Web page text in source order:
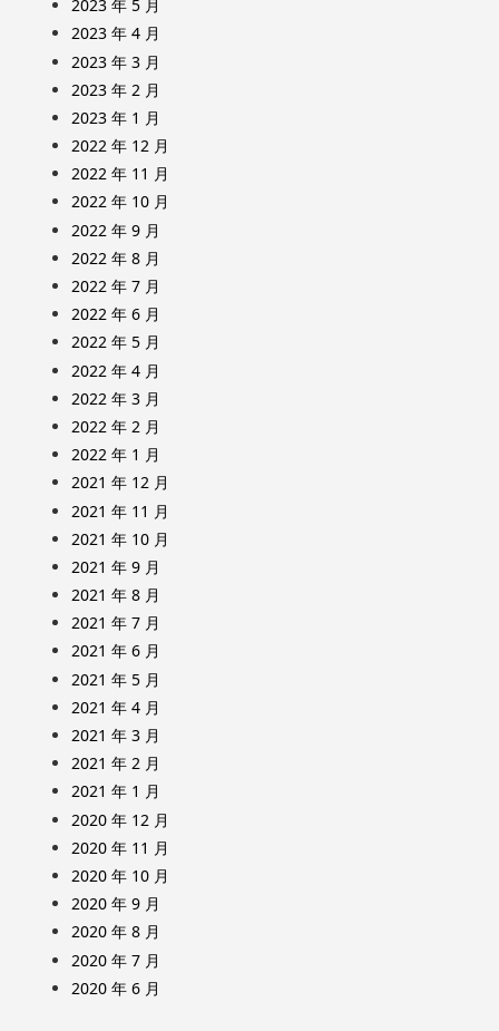
2023 年 5 月
2023 年 4 月
2023 年 3 月
2023 年 2 月
2023 年 1 月
2022 年 12 月
2022 年 11 月
2022 年 10 月
2022 年 9 月
2022 年 8 月
2022 年 7 月
2022 年 6 月
2022 年 5 月
2022 年 4 月
2022 年 3 月
2022 年 2 月
2022 年 1 月
2021 年 12 月
2021 年 11 月
2021 年 10 月
2021 年 9 月
2021 年 8 月
2021 年 7 月
2021 年 6 月
2021 年 5 月
2021 年 4 月
2021 年 3 月
2021 年 2 月
2021 年 1 月
2020 年 12 月
2020 年 11 月
2020 年 10 月
2020 年 9 月
2020 年 8 月
2020 年 7 月
2020 年 6 月